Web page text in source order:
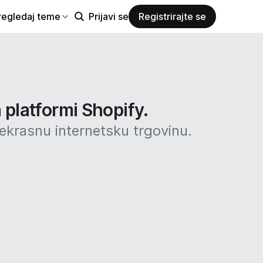
teme Prijavi se Registrirajte se
platformi Shopify.
internetsku trgovinu.